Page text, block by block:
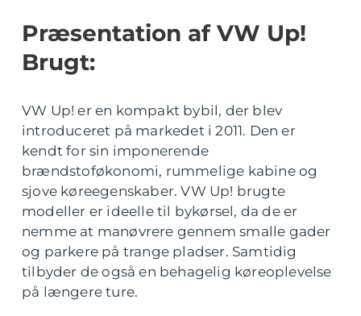
Præsentation af VW Up!
Brugt:
VW Up! er en kompakt bybil, der blev
introduceret på markedet i 2011. Den er
kendt for sin imponerende
brændstoføkonomi, rummelige kabine og
sjove køreegenskaber. VW Up! brugte
modeller er ideelle til bykørsel, da de er
nemme at manøvrere gennem smalle gader
og parkere på trange pladser. Samtidig
tilbyder de også en behagelig køreoplevelse
på længere ture.